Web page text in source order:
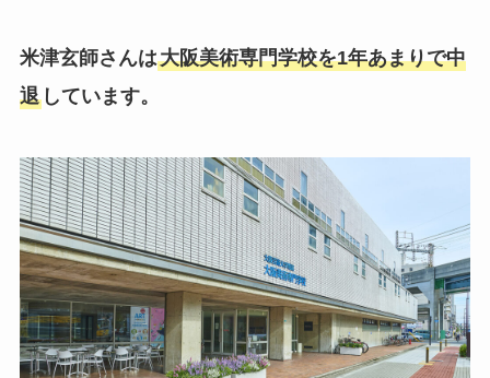
米津玄師さんは大阪美術専門学校を1年あまりで中
退しています。